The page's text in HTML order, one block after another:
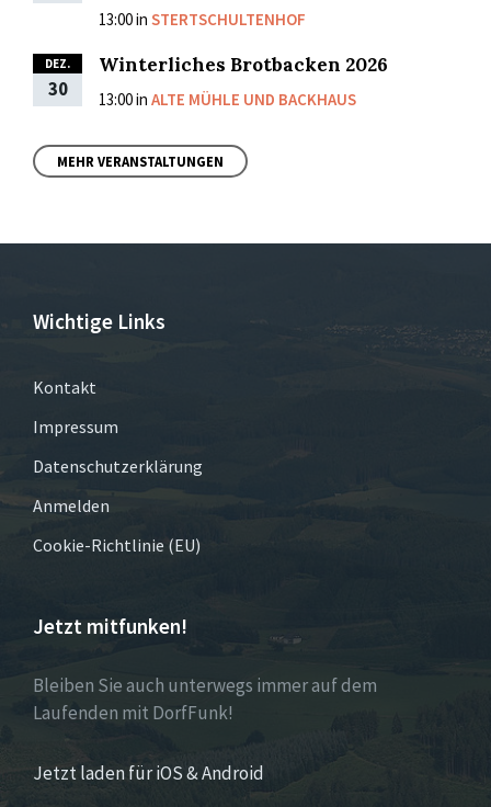
13:00in STERTSCHULTENHOF
DEZ.
30
Winterliches Brotbacken 2026
13:00in ALTE MÜHLE UND BACKHAUS
MEHR VERANSTALTUNGEN
Wichtige Links
Kontakt
Impressum
Datenschutzerklärung
Anmelden
Cookie-Richtlinie (EU)
Jetzt mitfunken!
Bleiben Sie auch unterwegs immer auf dem
Laufenden mit DorfFunk!
Jetzt laden für iOS & Android